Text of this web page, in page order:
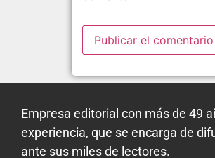
Empresa editorial con más de 49
experiencia, que se encarga de
ante sus miles de lectores.